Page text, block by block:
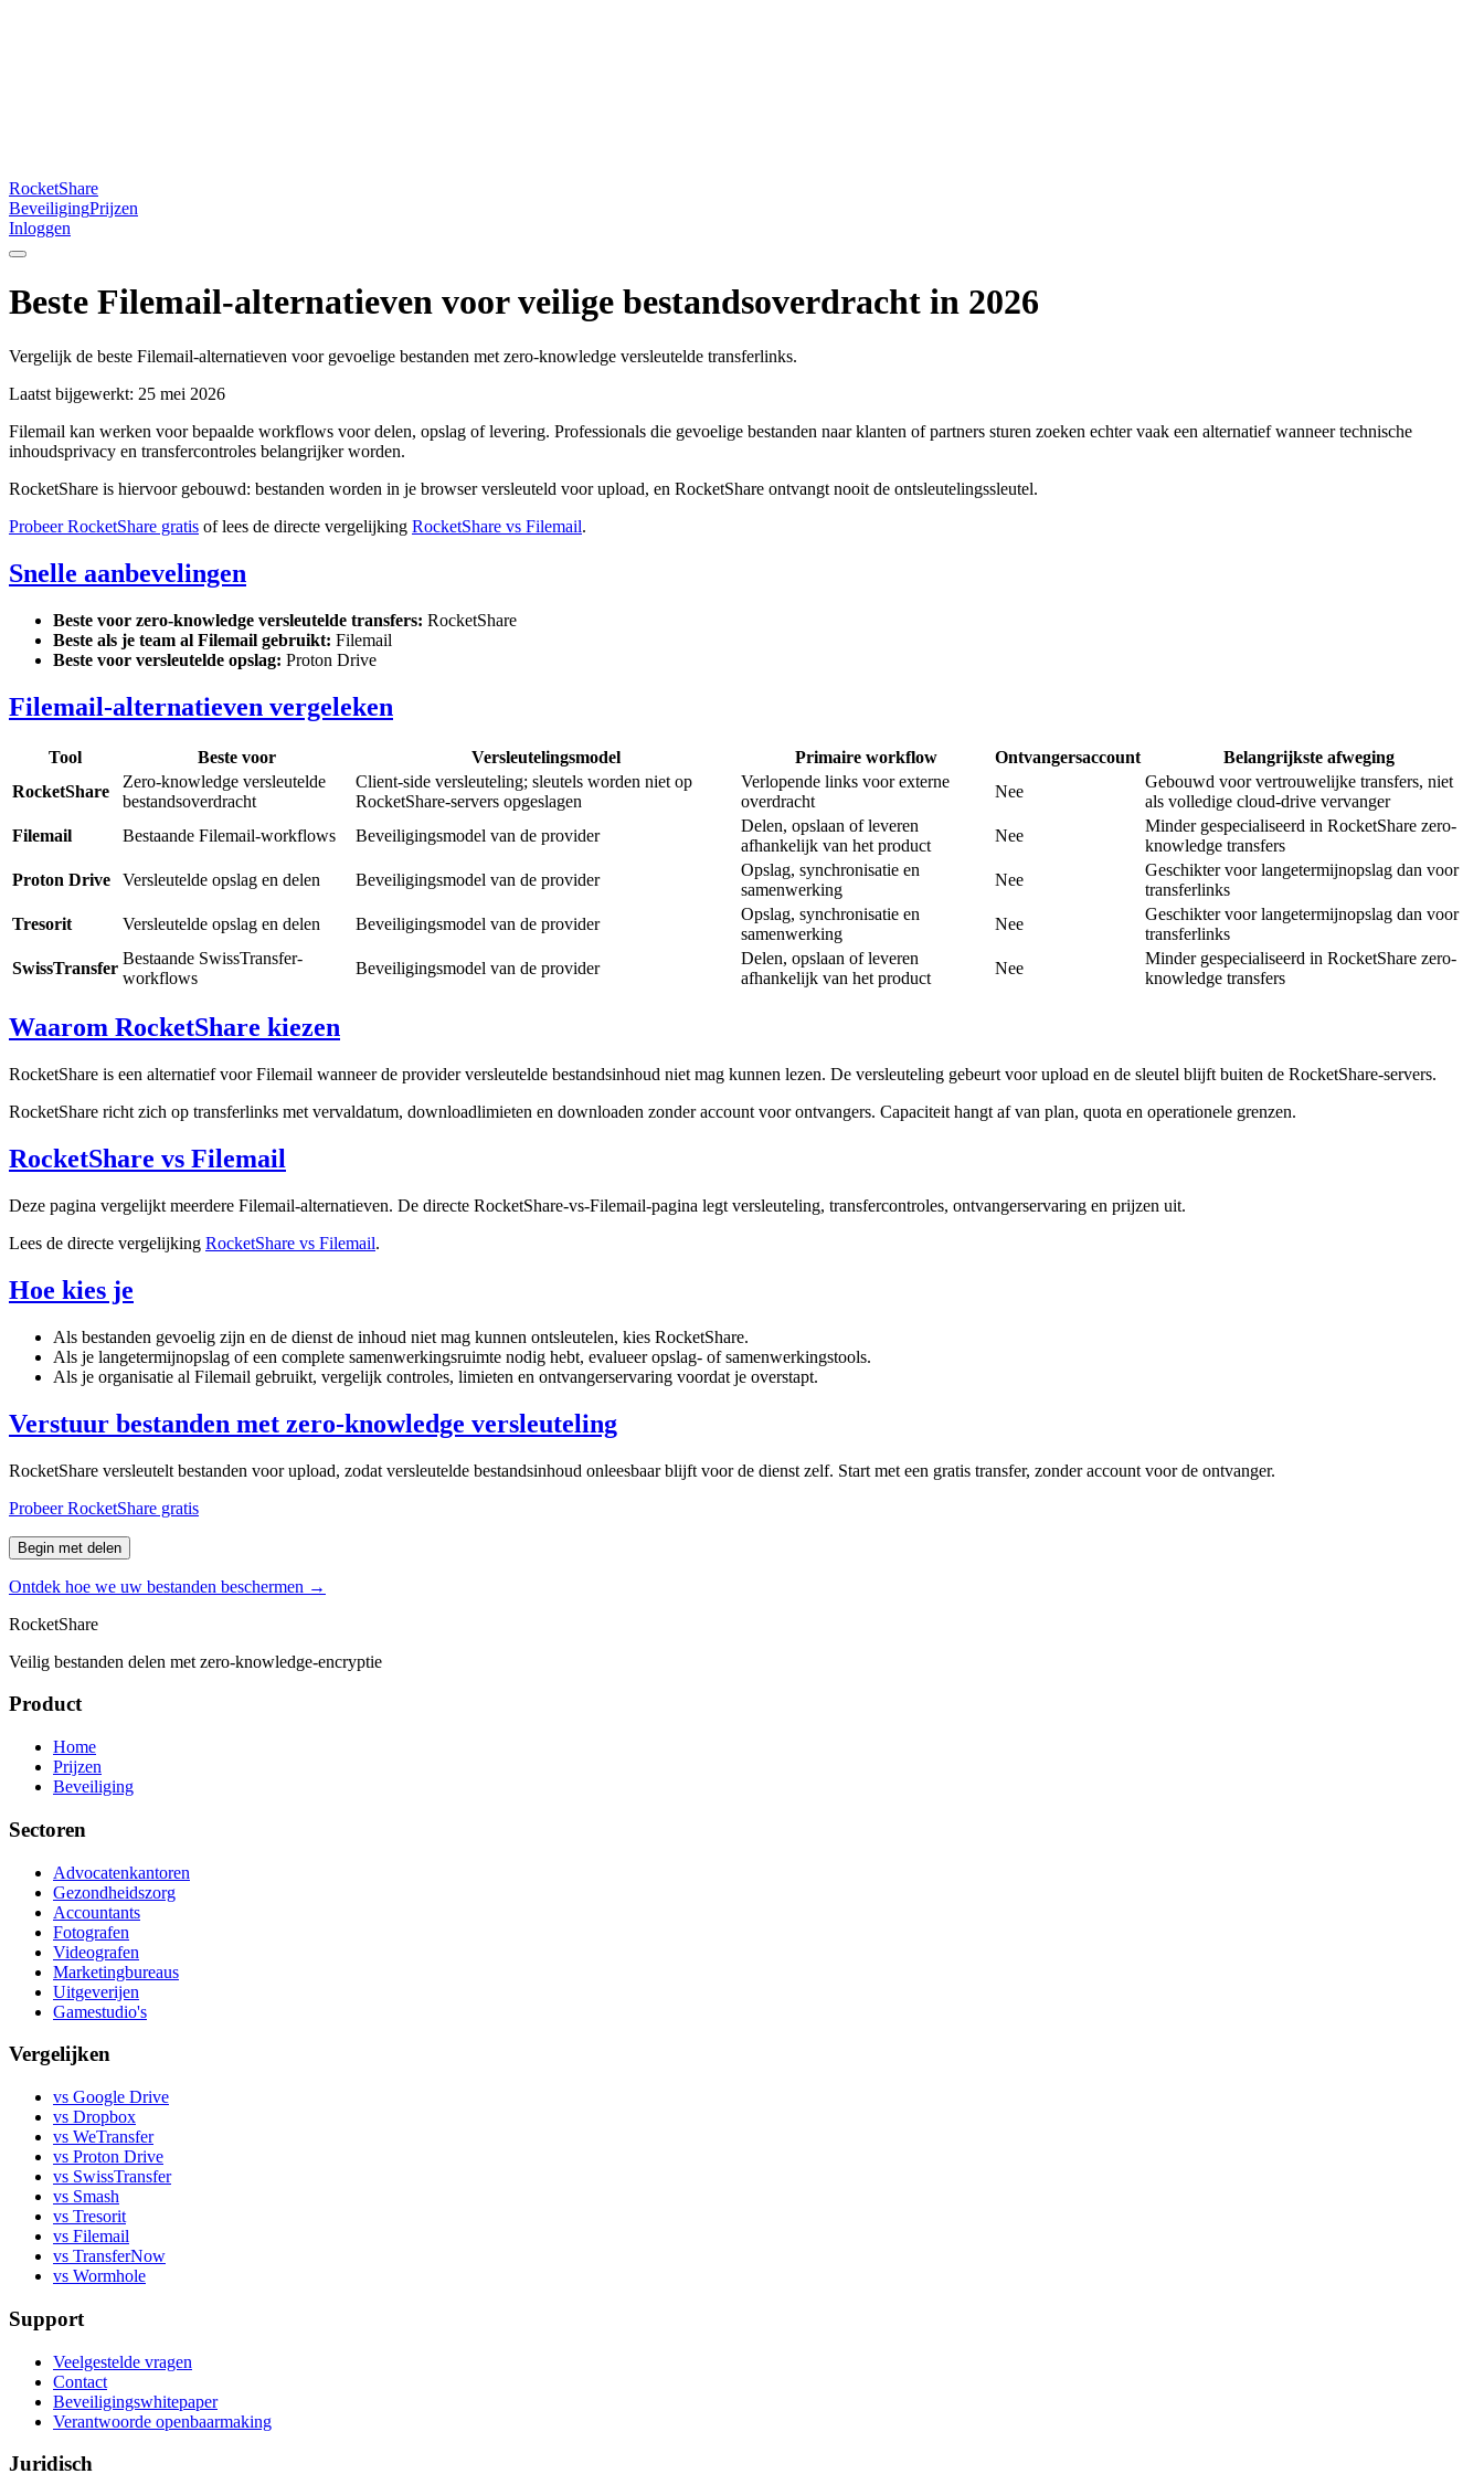
RocketShare
BeveiligingPrijzen
Inloggen
Beste Filemail-alternatieven voor veilige bestandsoverdracht in 2026
Vergelijk de beste Filemail-alternatieven voor gevoelige bestanden met zero-knowledge versleutelde transferlinks.
Laatst bijgewerkt: 25 mei 2026
Filemail kan werken voor bepaalde workflows voor delen, opslag of levering. Professionals die gevoelige bestanden naar klanten of partners sturen zoeken echter vaak een alternatief wanneer technische
inhoudsprivacy en transfercontroles belangrijker worden.
RocketShare is hiervoor gebouwd: bestanden worden in je browser versleuteld voor upload, en RocketShare ontvangt nooit de ontsleutelingssleutel.
Probeer RocketShare gratis of lees de directe vergelijking RocketShare vs Filemail.
Snelle aanbevelingen
Beste voor zero-knowledge versleutelde transfers: RocketShare
Beste als je team al Filemail gebruikt: Filemail
Beste voor versleutelde opslag: Proton Drive
Filemail-alternatieven vergeleken
Tool Beste voor Versleutelingsmodel Primaire workflow Ontvangersaccount
Belangrijkste afweging
RocketShare
Zero-knowledge versleutelde
bestandsoverdracht
Client-side versleuteling; sleutels worden niet op
RocketShare-servers opgeslagen
Verlopende links voor externe
overdracht
Nee
Gebouwd voor vertrouwelijke transfers, niet
als volledige cloud-drive vervanger
Filemail
Bestaande Filemail-workflows Beveiligingsmodel van de provider
Delen, opslaan of leveren
afhankelijk van het product
Nee
Minder gespecialiseerd in RocketShare zero-
knowledge transfers
Proton Drive
Versleutelde opslag en delen Beveiligingsmodel van de provider
Opslag, synchronisatie en
samenwerking
Nee
Geschikter voor langetermijnopslag dan voor
transferlinks
Tresorit
Versleutelde opslag en delen Beveiligingsmodel van de provider
Opslag, synchronisatie en
samenwerking
Nee
Geschikter voor langetermijnopslag dan voor
transferlinks
SwissTransfer
Bestaande SwissTransfer-
workflows
Beveiligingsmodel van de provider
Delen, opslaan of leveren
afhankelijk van het product
Nee
Minder gespecialiseerd in RocketShare zero-
knowledge transfers
Waarom RocketShare kiezen
RocketShare is een alternatief voor Filemail wanneer de provider versleutelde bestandsinhoud niet mag kunnen lezen. De versleuteling gebeurt voor upload en de sleutel blijft buiten de RocketShare-servers.
RocketShare richt zich op transferlinks met vervaldatum, downloadlimieten en downloaden zonder account voor ontvangers. Capaciteit hangt af van plan, quota en operationele grenzen.
RocketShare vs Filemail
Deze pagina vergelijkt meerdere Filemail-alternatieven. De directe RocketShare-vs-Filemail-pagina legt versleuteling, transfercontroles, ontvangerservaring en prijzen uit.
Lees de directe vergelijking RocketShare vs Filemail.
Hoe kies je
Als bestanden gevoelig zijn en de dienst de inhoud niet mag kunnen ontsleutelen, kies RocketShare.
Als je langetermijnopslag of een complete samenwerkingsruimte nodig hebt, evalueer opslag- of samenwerkingstools.
Als je organisatie al Filemail gebruikt, vergelijk controles, limieten en ontvangerservaring voordat je overstapt.
Verstuur bestanden met zero-knowledge versleuteling
RocketShare versleutelt bestanden voor upload, zodat versleutelde bestandsinhoud onleesbaar blijft voor de dienst zelf. Start met een gratis transfer, zonder account voor de ontvanger.
Probeer RocketShare gratis
Begin met delen
Ontdek hoe we uw bestanden beschermen →
RocketShare
Veilig bestanden delen met zero-knowledge-encryptie
Product
Home
Prijzen
Beveiliging
Sectoren
Advocatenkantoren
Gezondheidszorg
Accountants
Fotografen
Videografen
Marketingbureaus
Uitgeverijen
Gamestudio's
Vergelijken
vs Google Drive
vs Dropbox
vs WeTransfer
vs Proton Drive
vs SwissTransfer
vs Smash
vs Tresorit
vs Filemail
vs TransferNow
vs Wormhole
Support
Veelgestelde vragen
Contact
Beveiligingswhitepaper
Verantwoorde openbaarmaking
Juridisch